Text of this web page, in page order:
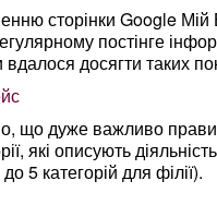
сторінки Google Мій
постінге
вдалося досягти таких
що дуже важливо
які описують
5 категорій для філії).